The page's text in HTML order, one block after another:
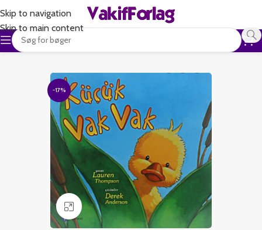
Skip to navigation
Skip to main content
-17%
Klik for at forstørre